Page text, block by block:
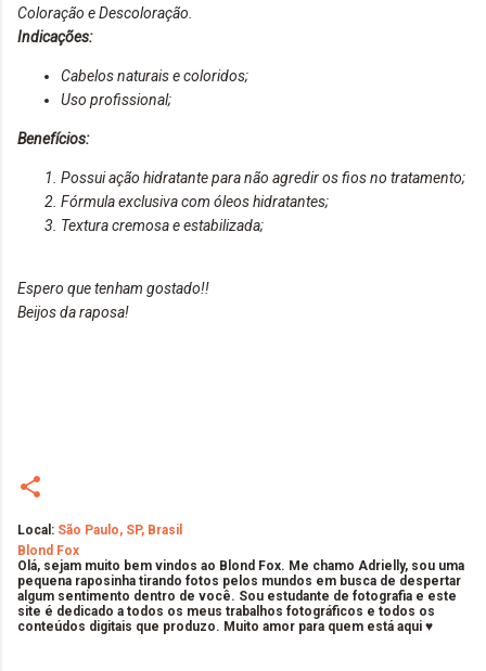
Coloração e Descoloração.
Indicações:
Cabelos naturais e coloridos;
Uso profissional;
Benefícios:
Possui ação hidratante para não agredir os fios no tratamento;
Fórmula exclusiva com óleos hidratantes;
Textura cremosa e estabilizada;
Espero que tenham gostado!!
Beijos da raposa!
Local: São Paulo, SP, Brasil
Blond Fox
Olá, sejam muito bem vindos ao Blond Fox. Me chamo Adrielly, sou uma
pequena raposinha tirando fotos pelos mundos em busca de despertar
algum sentimento dentro de você. Sou estudante de fotografia e este
site é dedicado a todos os meus trabalhos fotográficos e todos os
conteúdos digitais que produzo. Muito amor para quem está aqui ♥